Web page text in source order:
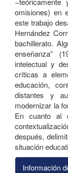
omisiones) en
este trabajo
Hernández
bachillerato.
enseñanza”
intelectual y
críticas a
educación,
distantes y
modernizar la
En cuanto al
después,
situación
Información